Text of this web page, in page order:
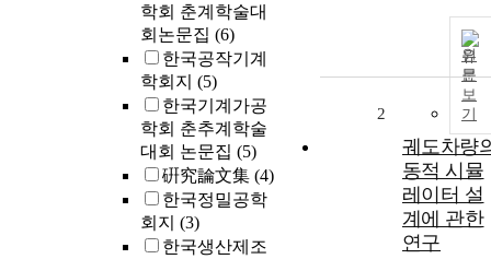
학회 춘계학술대
회논문집 (6)
한국공작기계
학회지 (5)
한국기계가공
학회 춘추계학술
대회 논문집 (5)
硏究論文集 (4)
한국정밀공학
회지 (3)
한국생산제조
원
문
보
기
2
궤도차량
동적 시뮬
레이터 설
계에 관한
연구